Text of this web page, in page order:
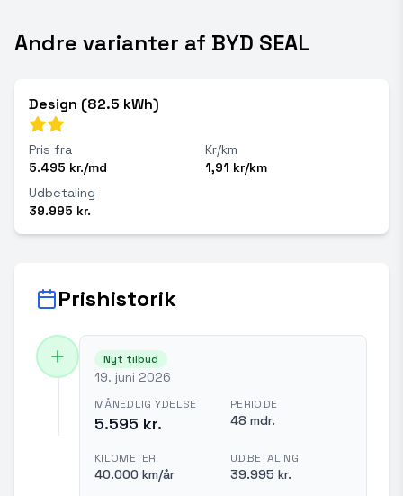
Andre varianter af BYD SEAL
Design (82.5 kWh)
Pris fra
5.495 kr./md
Kr/km
1,91 kr/km
Udbetaling
39.995 kr.
Prishistorik
Nyt tilbud
19. juni 2026
MÅNEDLIG YDELSE
5.595 kr.
PERIODE
48 mdr.
KILOMETER
40.000 km/år
UDBETALING
39.995 kr.